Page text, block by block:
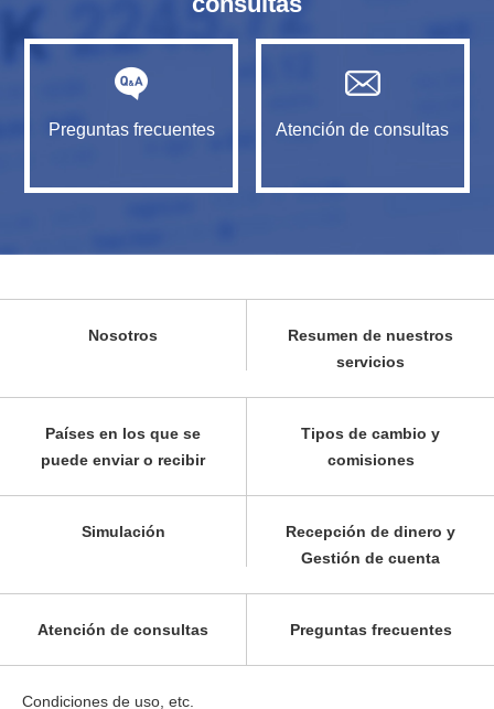
Preguntas frecuentes Atención de consultas
Nosotros
Resumen de nuestros
servicios
Países en los que se
puede enviar o recibir
Tipos de cambio y
comisiones
Simulación
Recepción de dinero y
Gestión de cuenta
Atención de consultas Preguntas frecuentes
Condiciones de uso, etc.